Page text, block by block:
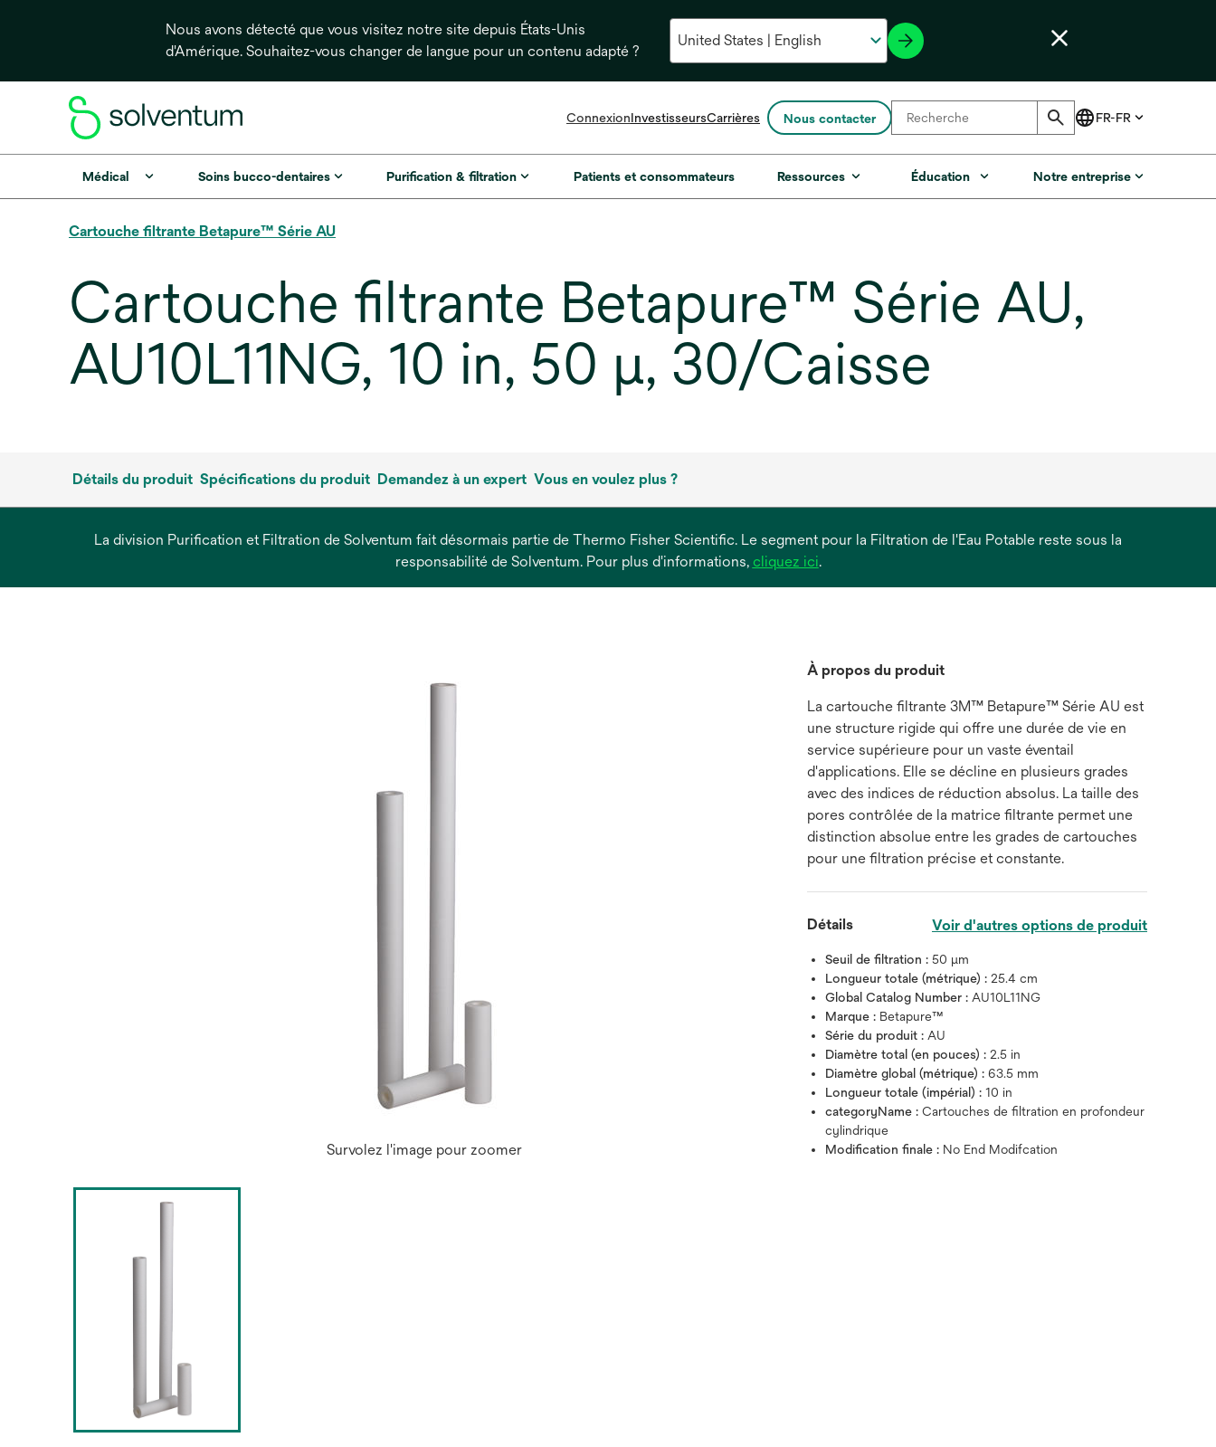
Nous avons détecté que vous visitez notre site depuis États-Unis
d'Amérique. Souhaitez-vous changer de langue pour un contenu adapté ?
ConnexionInvestisseurss’ouvre
un
nouvel
Carrières Nous contacter
Médical Soins bucco-dentaires Purification & filtration Patients et consommateurs Ressources Éducation Notre entreprise
Cartouche filtrante Betapure™ Série AU
Cartouche filtrante Betapure™ Série AU,
AU10L11NG, 10 in, 50 µ, 30/Caisse
Détails du produit Spécifications du produit Demandez à un expert Vous en voulez plus ?
La division Purification et Filtration de Solventum fait désormais partie de Thermo Fisher Scientific. Le segment pour la Filtration de l'Eau Potable reste sous la
responsabilité de Solventum. Pour plus d'informations, cliquez icis’ouvre
.
Survolez l'image pour zoomer
À propos du produit
La cartouche filtrante 3M™ Betapure™ Série AU est
une structure rigide qui offre une durée de vie en
service supérieure pour un vaste éventail
d'applications. Elle se décline en plusieurs grades
avec des indices de réduction absolus. La taille des
pores contrôlée de la matrice filtrante permet une
distinction absolue entre les grades de cartouches
pour une filtration précise et constante.
Détails Voir d'autres options de produit
Seuil de filtration :50 μm
Longueur totale (métrique) :25.4 cm
Global Catalog Number : AU10L11NG
Marque : Betapure™
Série du produit : AU
Diamètre total (en pouces) :2.5 in
Diamètre global (métrique) :63.5 mm
Longueur totale (impérial) :10 in
categoryName :Cartouches de filtration en profondeur
cylindrique
Modification finale : No End Modifcation